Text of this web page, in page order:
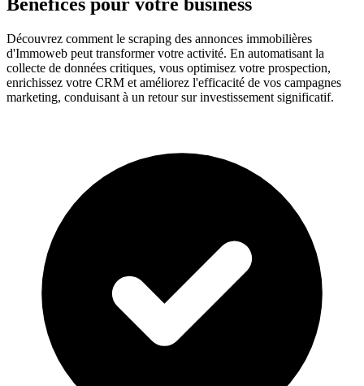
Bénéfices pour votre business
Découvrez comment le scraping des annonces immobilières
d'Immoweb peut transformer votre activité. En automatisant la
collecte de données critiques, vous optimisez votre prospection,
enrichissez votre CRM et améliorez l'efficacité de vos campagnes
marketing, conduisant à un retour sur investissement significatif.